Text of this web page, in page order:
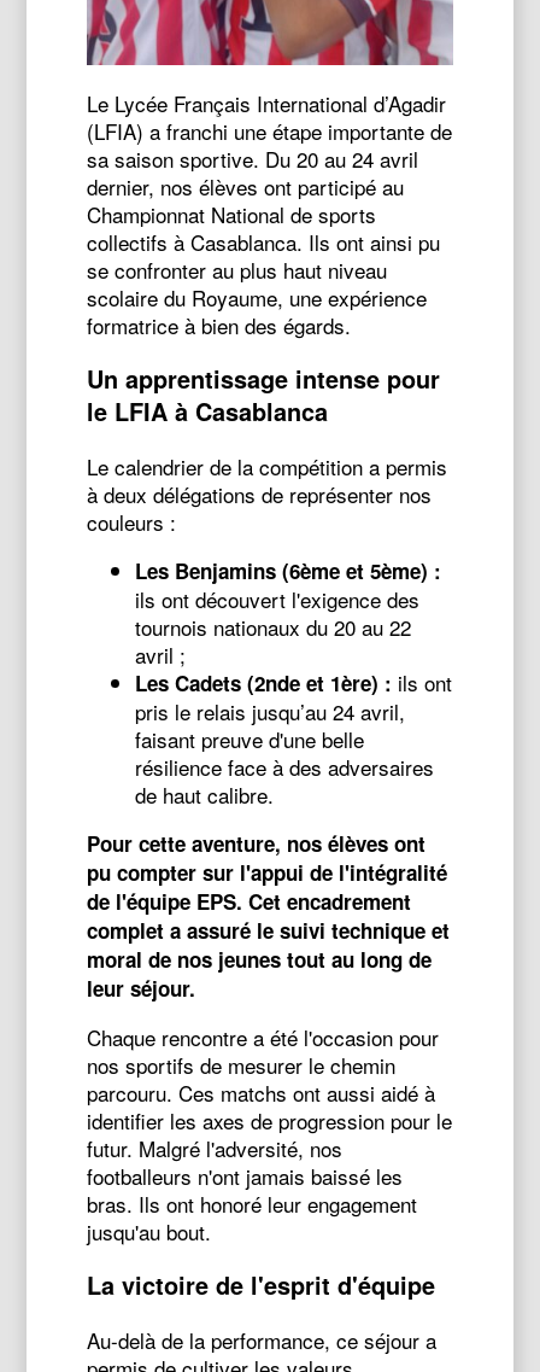
Le Lycée Français International d’Agadir
(LFIA) a franchi une étape importante de
sa saison sportive. Du 20 au 24 avril
dernier, nos élèves ont participé au
Championnat National de sports
collectifs à Casablanca. Ils ont ainsi pu
se confronter au plus haut niveau
scolaire du Royaume, une expérience
formatrice à bien des égards.
Un apprentissage intense pour
le LFIA à Casablanca
Le calendrier de la compétition a permis
à deux délégations de représenter nos
couleurs :
Les Benjamins (6ème et 5ème) :
ils ont découvert l'exigence des
tournois nationaux du 20 au 22
avril ;
Les Cadets (2nde et 1ère) : ils ont
pris le relais jusqu’au 24 avril,
faisant preuve d'une belle
résilience face à des adversaires
de haut calibre.
Pour cette aventure, nos élèves ont
pu compter sur l'appui de l'intégralité
de l'équipe EPS. Cet encadrement
complet a assuré le suivi technique et
moral de nos jeunes tout au long de
leur séjour.
Chaque rencontre a été l'occasion pour
nos sportifs de mesurer le chemin
parcouru. Ces matchs ont aussi aidé à
identifier les axes de progression pour le
futur. Malgré l'adversité, nos
footballeurs n'ont jamais baissé les
bras. Ils ont honoré leur engagement
jusqu'au bout.
La victoire de l'esprit d'équipe
Au-delà de la performance, ce séjour a